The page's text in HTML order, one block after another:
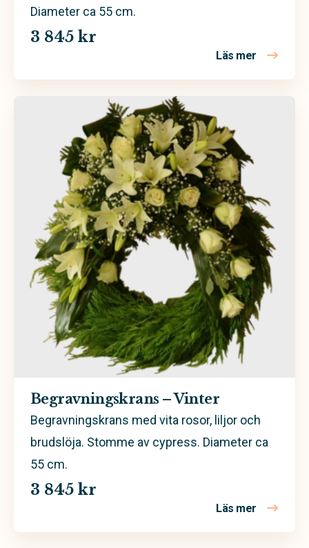
Diameter ca 55 cm.
3 845 kr
Läs mer om
Begravningskrans – Vinter
Begravningskrans med vita rosor, liljor och
brudslöja. Stomme av cypress. Diameter ca
55 cm.
3 845 kr
Läs mer om